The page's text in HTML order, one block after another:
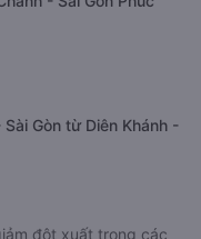
Gòn từ Diên Khánh -
đột xuất trong các